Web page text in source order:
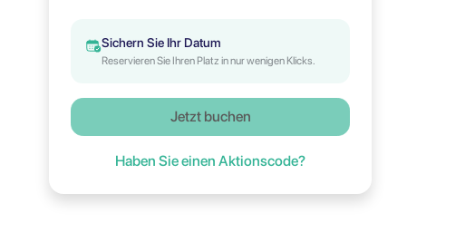
Sichern Sie Ihr Datum
Reservieren Sie Ihren Platz in nur wenigen Klicks.
Jetzt buchen
Haben Sie einen Aktionscode?